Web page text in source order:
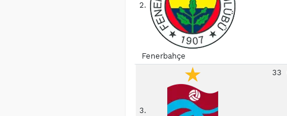
2.
Fenerbahçe
3.
33